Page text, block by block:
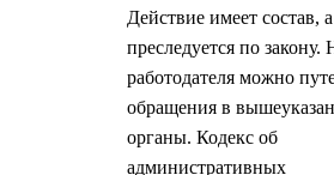
Действие имеет состав, а
преследуется по закону.
работодателя можно
обращения в
органы. Кодекс об
административных